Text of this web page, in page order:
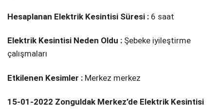
Hesaplanan Elektrik Kesintisi Süresi : 6 saat
Elektrik Kesintisi Neden Oldu : Şebeke i̇yi̇leşti̇rme
çalışmaları
Etkilenen Kesimler : Merkez merkez
15-01-2022 Zonguldak Merkez’de Elektrik Kesintisi